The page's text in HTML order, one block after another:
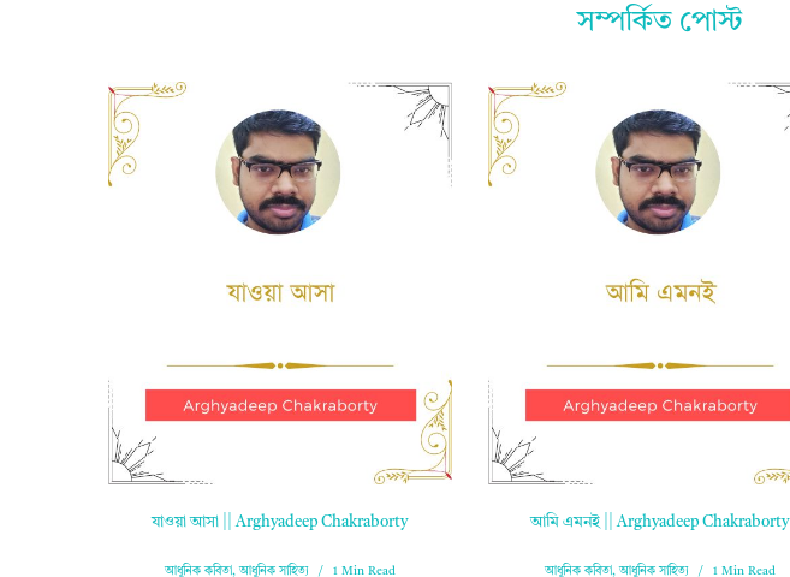
সম্পর্কিত পোস্ট
যাওয়া আসা || Arghyadeep Chakraborty
আধুনিক কবিতা,আধুনিক সাহিত্য 1 Min Read
আমি এমনই || Arghyadeep Chakraborty
আধুনিক কবিতা,আধুনিক সাহিত্য 1 Min Read